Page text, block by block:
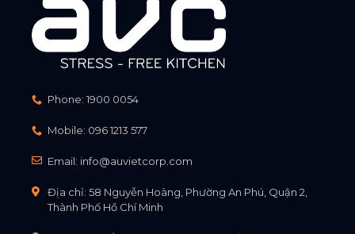
Phone: 1900 0054
Mobile: 096 1213 577
Email: info@auvietcorp.com
Địa chỉ: 58 Nguyễn Hoàng, Phường An Phú, Quận 2,
Thành Phố Hồ Chí Minh